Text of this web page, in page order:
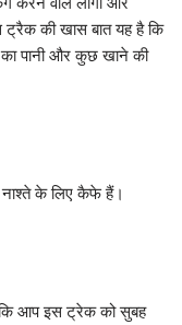
की खास बात यह है कि
पानी और कुछ खाने की
नाश्ते के लिए कैफे हैं।
कि आप इस ट्रेक को सुबह